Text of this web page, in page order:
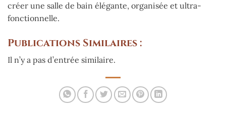
créer une salle de bain élégante, organisée et ultra-
fonctionnelle.
Publications Similaires :
Il n’y a pas d’entrée similaire.